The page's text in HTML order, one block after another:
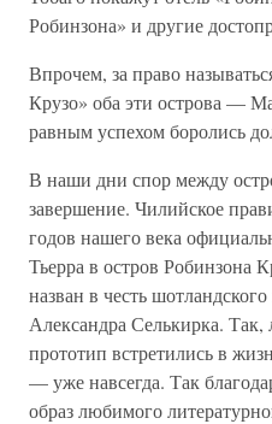
Робинзона» и другие
Впрочем, за право
Крузо» оба эти острова —
равным успехом боролись
В наши дни спор между
завершение. Чилийское
годов нашего века
Тьерра в остров Робинзона
назван в честь
Александра Селькирка. Так,
прототип встретились в
— уже навсегда. Так
образ любимого